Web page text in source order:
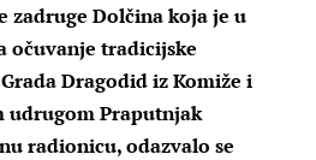
zadruge Dolčina koja je u
očuvanje tradicijske
Dragodid iz Komiže i
Praputnjak
radionicu, odazvalo se